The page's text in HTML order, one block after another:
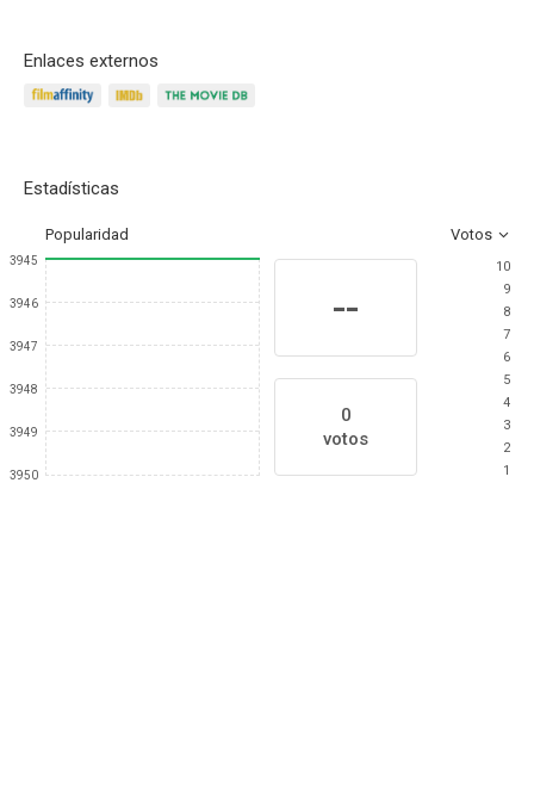
Enlaces externos
Estadísticas
Popularidad Votos
3945
3946
3947
3948
3949
3950
--
0
votos
10
9
8
7
6
5
4
3
2
1